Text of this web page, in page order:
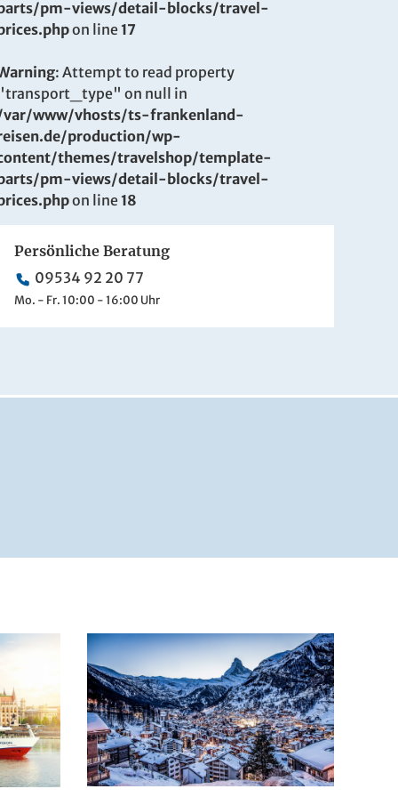
pm-views/detail-blocks/travel-
on line 17
: Attempt to read property
on null in
www/vhosts/ts-frankenland-
production/wp-
themes/travelshop/template-
pm-views/detail-blocks/travel-
on line 18
Persönliche Beratung
09534 92 20 77
Mo. - Fr. 10:00 - 16:00 Uhr